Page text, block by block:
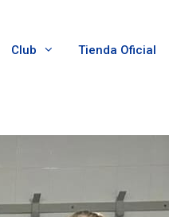
Club Tienda Oficial